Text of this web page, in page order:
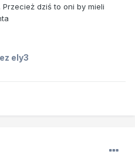
dziś to oni by mieli
ely3